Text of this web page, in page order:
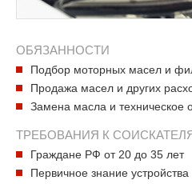
ОБЯЗАННОСТИ
Подбор моторных масел и
Продажа масел и других
Замена масла и техническое
ТРЕБОВАНИЯ К
Граждане РФ от 20 до 35 лет
Первичное знание